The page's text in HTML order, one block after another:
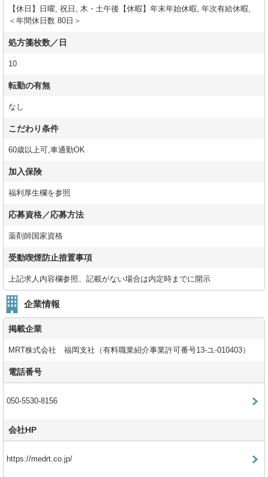
【休日】日曜, 祝日, 木・土午後【休暇】年末年始休暇, 年次有給休暇,
＜年間休日数 80日＞
処方箋枚数／日
10
転勤の有無
なし
こだわり条件
60歳以上可,車通勤OK
加入保険
福利厚生欄を参照
応募資格／応募方法
薬剤師国家資格
受動喫煙防止措置事項
上記求人内容欄参照、記載がない場合は内定時までに開示
企業情報
掲載企業
MRT株式会社 福岡支社（有料職業紹介事業許可番号13-ユ-010403）
電話番号
050-5530-8156
会社HP
https://medrt.co.jp/